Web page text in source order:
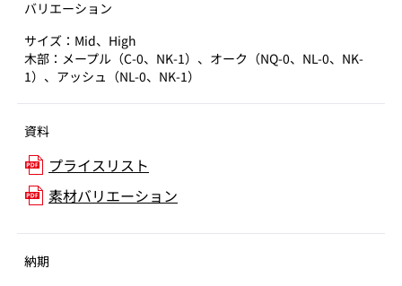
バリエーション
サイズ：Mid、High
木部：メープル（C-0、NK-1）、オーク（NQ-0、NL-0、NK-
1）、アッシュ（NL-0、NK-1）
資料
プライスリスト
素材バリエーション
納期